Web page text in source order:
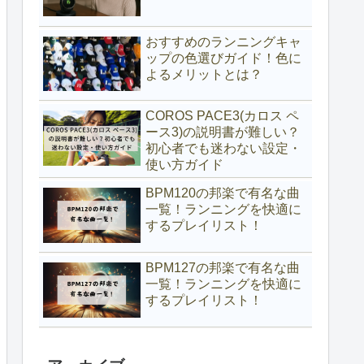
おすすめのランニングキャ
ップの色選びガイド！色に
よるメリットとは？
COROS PACE3(カロス ペ
ース3)の説明書が難しい？
初心者でも迷わない設定・
使い方ガイド
BPM120の邦楽で有名な曲
一覧！ランニングを快適に
するプレイリスト！
BPM127の邦楽で有名な曲
一覧！ランニングを快適に
するプレイリスト！